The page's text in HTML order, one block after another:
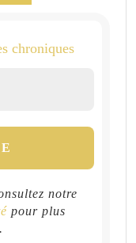
chroniques
notre
pour plus